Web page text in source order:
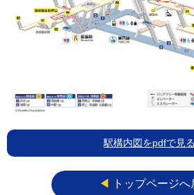
駅構内図をpdfで見る
◀︎ トップページへ